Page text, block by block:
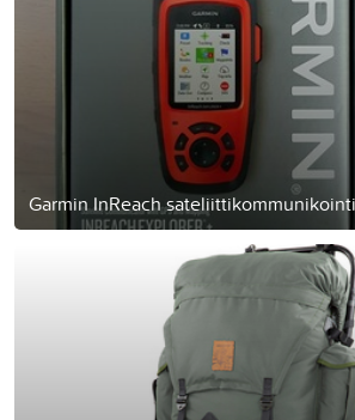
Garmin InReach